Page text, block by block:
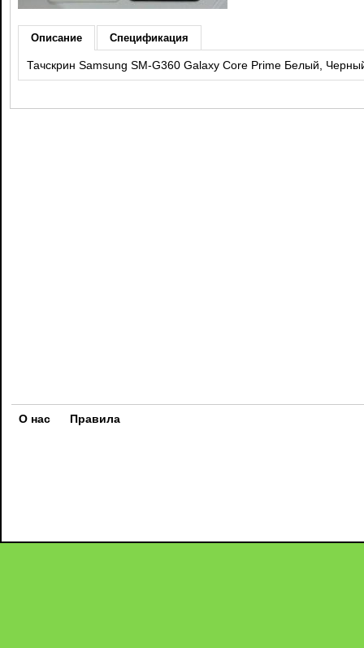
Описание Спецификация
Тачскрин Samsung SM-G360 Galaxy Core Prime Белый,
О нас Правила